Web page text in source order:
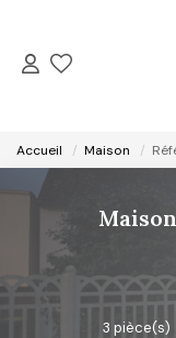
Accueil Maison
3 pièce(s)